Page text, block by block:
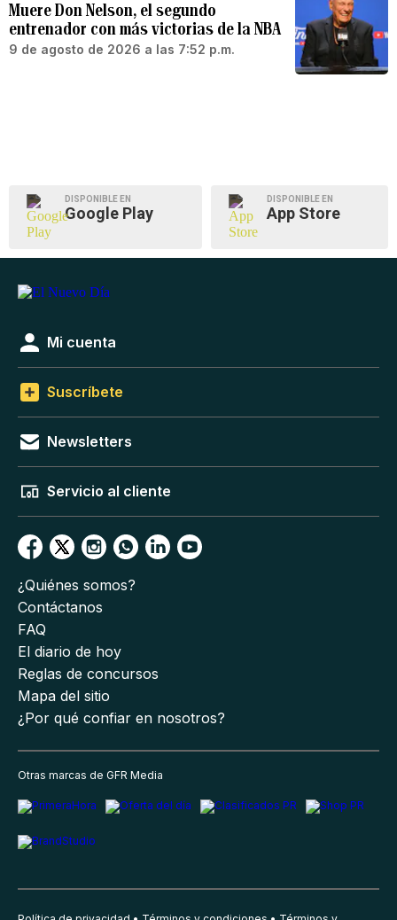
Muere Don Nelson, el segundo
entrenador con más victorias de la NBA
9 de agosto de 2026 a las 7:52 p.m.
DISPONIBLE EN
Google Play
DISPONIBLE EN
App Store
Mi cuenta
Suscríbete
Newsletters
Servicio al cliente
¿Quiénes somos?
Contáctanos
FAQ
El diario de hoy
Reglas de concursos
Mapa del sitio
¿Por qué confiar en nosotros?
Otras marcas de GFR Media